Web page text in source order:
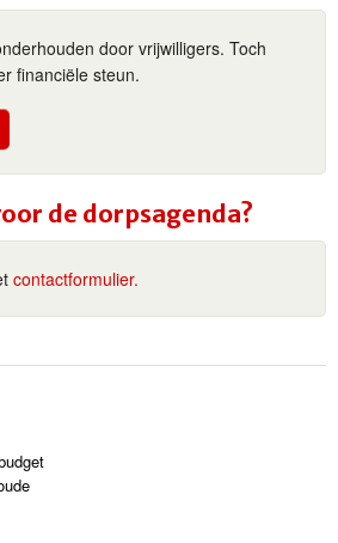
door vrijwilligers. Toch
financiële steun.
de dorpsagenda?
contactformulier.